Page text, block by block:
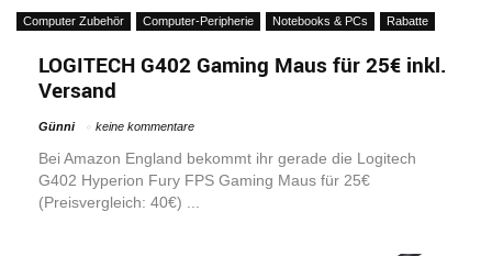
Computer Zubehör Computer-Peripherie Notebooks & PCs Rabatte
LOGITECH G402 Gaming Maus für 25€ inkl.
Versand
Günni keine kommentare
Bei Amazon England bekommt ihr gerade die Logitech
G402 Hyperion Fury FPS Gaming Maus für 25€
(Preisvergleich: 40€) ...